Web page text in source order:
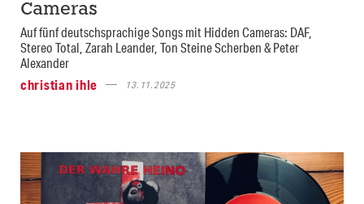
Cameras
Auf fünf deutschsprachige Songs mit Hidden Cameras: DAF,
Stereo Total, Zarah Leander, Ton Steine Scherben & Peter
Alexander
christian ihle
13.11.2025